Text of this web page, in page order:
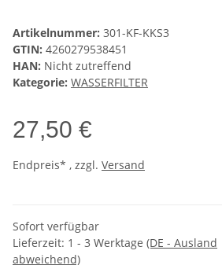
Artikelnummer: 301-KF-KKS3
GTIN: 4260279538451
HAN: Nicht zutreffend
Kategorie: WASSERFILTER
27,50 €
Endpreis* , zzgl. Versand
Sofort verfügbar
Lieferzeit: 1 - 3 Werktage (DE - Ausland
abweichend)